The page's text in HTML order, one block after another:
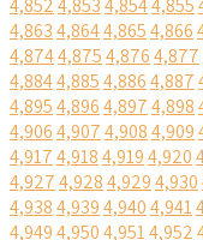
4,8524,8534,8544,855
4,8634,8644,8654,866
4,8744,8754,8764,877
4,8844,8854,8864,887
4,8954,8964,8974,898
4,9064,9074,9084,909
4,9174,9184,9194,920
4,9274,9284,9294,930
4,9384,9394,9404,941
4,9494,9504,9514,952